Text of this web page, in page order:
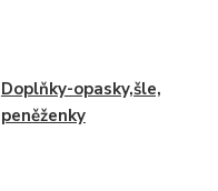
Doplňky-opasky,šle,
peněženky